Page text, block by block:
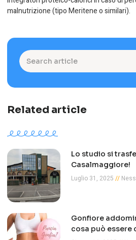
malnutrizione (tipo Meritene o similari).
Related article
Lo studio si
Casalmaggiore!
Luglio 31, 2025
Gonfiore
cosa può essere